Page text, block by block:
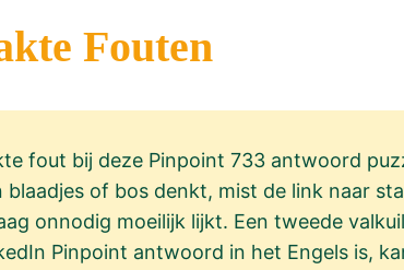
Fouten
fout bij deze Pinpoint 733 antwoord
blaadjes of bos denkt, mist de link naar
onnodig moeilijk lijkt. Een tweede
Pinpoint antwoord in het Engels is,